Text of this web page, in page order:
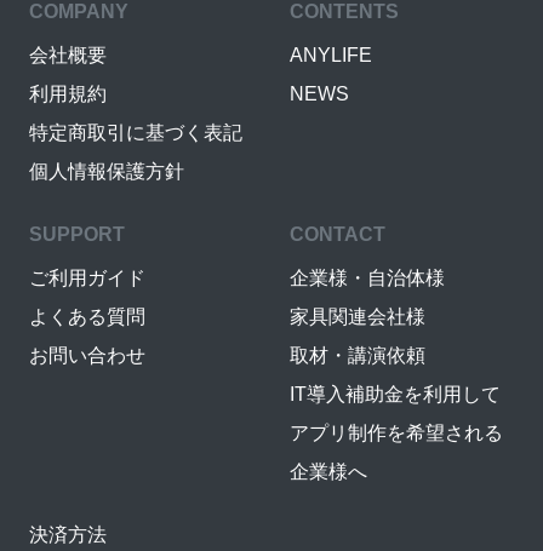
COMPANY
会社概要
利用規約
特定商取引に基づく表記
個人情報保護方針
CONTENTS
ANYLIFE
NEWS
SUPPORT
ご利用ガイド
よくある質問
お問い合わせ
CONTACT
企業様・自治体様
家具関連会社様
取材・講演依頼
IT導入補助金を利用して
アプリ制作を希望される
企業様へ
決済方法